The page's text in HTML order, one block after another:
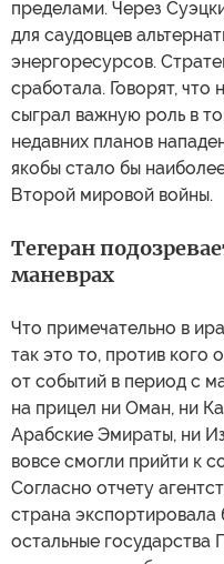
пределами. Через
для саудовцев
энергоресурсов.
сработала. Говорят,
сыграл важную роль в
недавних планов
якобы стало бы
Второй мировой войны.
Тегеран
маневрах
Что примечательно в
так это то, против кого
от событий в период с
на прицел ни Оман, ни
Арабские Эмираты, ни
вовсе смогли прийти к
Согласно отчету
страна экспортировала
остальные государства